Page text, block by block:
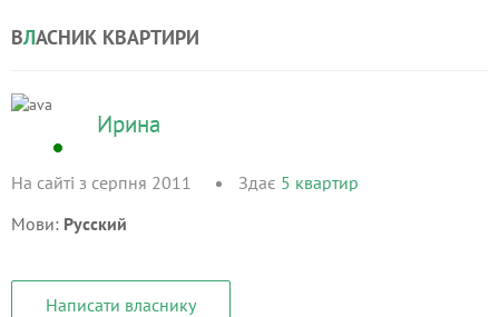
ВЛАСНИК КВАРТИРИ
Ирина
На сайті з серпня 2011 Здає 5 квартир
Мови: Русский
Написати власнику